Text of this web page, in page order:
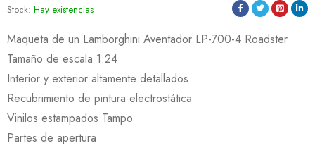
Stock: Hay existencias
Maqueta de un Lamborghini Aventador LP-700-4 Roadster
Tamaño de escala 1:24
Interior y exterior altamente detallados
Recubrimiento de pintura electrostática
Vinilos estampados Tampo
Partes de apertura